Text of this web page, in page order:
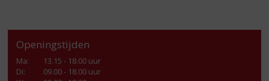
Openingstijden
Ma:
13.15 - 18.00 uur
Di:
09.00 - 18.00 uur